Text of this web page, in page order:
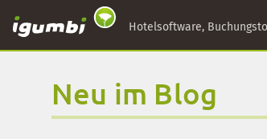
Hotelsoftware,
Neu im Blog